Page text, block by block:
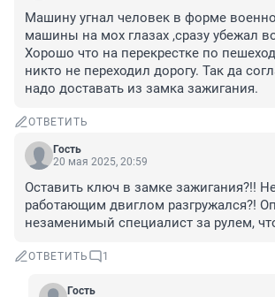
Машину угнал человек в форме
машины на мох глазах ,сразу убежал
Хорошо что на перекрестке по
никто не переходил дорогу. Так да
надо доставать из замка зажигания.
ОТВЕТИТЬ
Гость
20 мая 2025, 20:59
Оставить ключ в замке зажигания?!!
работающим двиглом разгружался?!
незаменимый специалист за рулем,
ОТВЕТИТЬ 1
Гость